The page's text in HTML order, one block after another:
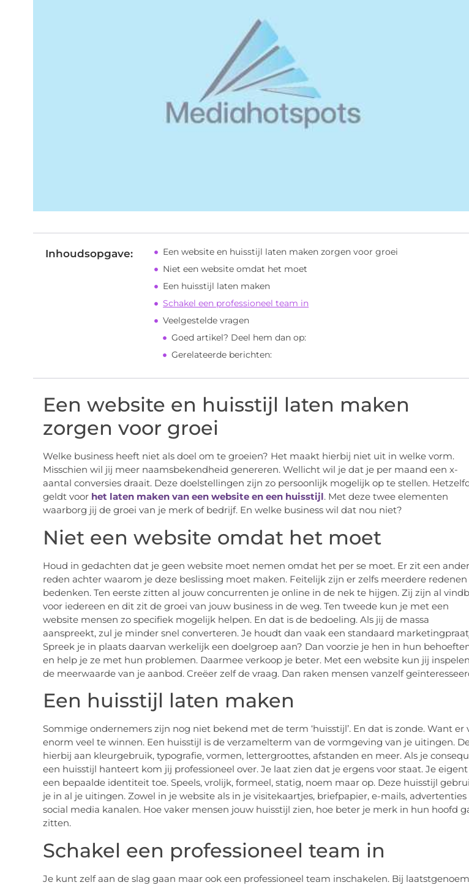
Inhoudsopgave:
Een website en huisstijl laten maken zorgen voor groei
Niet een website omdat het moet
Een huisstijl laten maken
Schakel een professioneel team in
Veelgestelde vragen
Goed artikel? Deel hem dan op:
Gerelateerde berichten:
Een website en huisstijl laten maken
zorgen voor groei
Welke business heeft niet als doel om te groeien? Het maakt hierbij niet uit in welke vorm.
Misschien wil jij meer naamsbekendheid genereren. Wellicht wil je dat je per maand een x-
aantal conversies draait. Deze doelstellingen zijn zo persoonlijk mogelijk op te stellen.
geldt voor het laten maken van een website en een huisstijl. Met deze twee elementen
waarborg jij de groei van je merk of bedrijf. En welke business wil dat nou niet?
Niet een website omdat het moet
Houd in gedachten dat je geen website moet nemen omdat het per se moet. Er zit een
reden achter waarom je deze beslissing moet maken. Feitelijk zijn er zelfs meerdere
bedenken. Ten eerste zitten al jouw concurrenten je online in de nek te hijgen. Zij zijn al
voor iedereen en dit zit de groei van jouw business in de weg. Ten tweede kun je met een
website mensen zo specifiek mogelijk helpen. En dat is de bedoeling. Als jij de massa
aanspreekt, zul je minder snel converteren. Je houdt dan vaak een standaard
Spreek je in plaats daarvan werkelijk een doelgroep aan? Dan voorzie je hen in hun
en help je ze met hun problemen. Daarmee verkoop je beter. Met een website kun jij
de meerwaarde van je aanbod. Creëer zelf de vraag. Dan raken mensen vanzelf
Een huisstijl laten maken
Sommige ondernemers zijn nog niet bekend met de term ‘huisstijl’. En dat is zonde. Want er
enorm veel te winnen. Een huisstijl is de verzamelterm van de vormgeving van je uitingen.
hierbij aan kleurgebruik, typografie, vormen, lettergroottes, afstanden en meer. Als je
een huisstijl hanteert kom jij professioneel over. Je laat zien dat je ergens voor staat. Je eigent
een bepaalde identiteit toe. Speels, vrolijk, formeel, statig, noem maar op. Deze huisstijl
je in al je uitingen. Zowel in je website als in je visitekaartjes, briefpapier, e-mails, advertenties
social media kanalen. Hoe vaker mensen jouw huisstijl zien, hoe beter je merk in hun hoofd
zitten.
Schakel een professioneel team in
Je kunt zelf aan de slag gaan maar ook een professioneel team inschakelen. Bij